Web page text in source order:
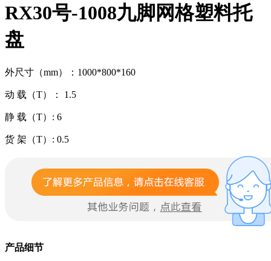
RX30号-1008九脚网格塑料托
盘
外尺寸（mm）：1000*800*160
动 载（T）： 1.5
静 载（T）: 6
货 架（T）: 0.5
产品细节